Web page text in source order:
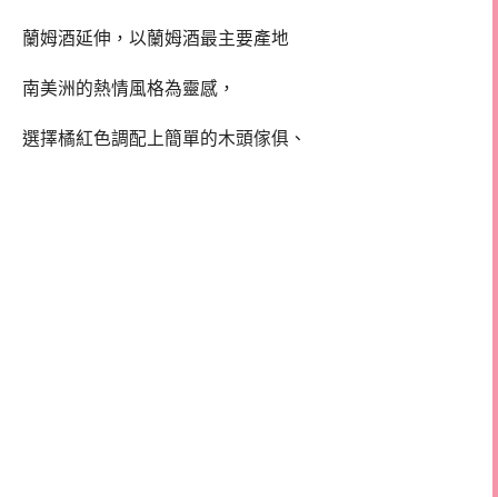
蘭姆酒延伸，以蘭姆酒最主要產地
南美洲的熱情風格為靈感，
選擇橘紅色調配上簡單的木頭傢俱、